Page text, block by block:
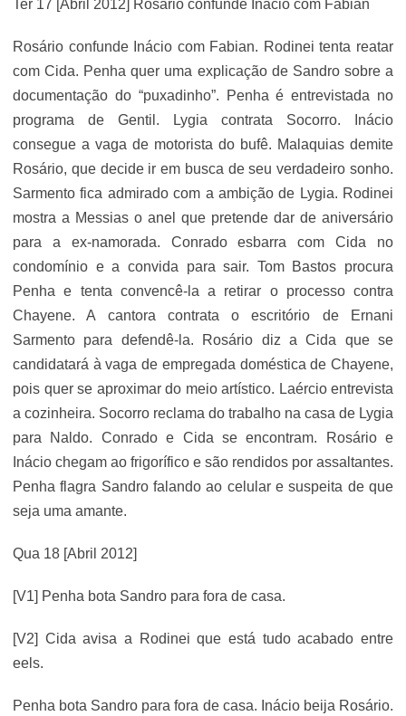
Ter 17 [Abril 2012] Rosário confunde Inácio com Fabian
Rosário confunde Inácio com Fabian. Rodinei tenta reatar
com Cida. Penha quer uma explicação de Sandro sobre a
documentação do “puxadinho”. Penha é entrevistada no
programa de Gentil. Lygia contrata Socorro. Inácio
consegue a vaga de motorista do bufê. Malaquias demite
Rosário, que decide ir em busca de seu verdadeiro sonho.
Sarmento fica admirado com a ambição de Lygia. Rodinei
mostra a Messias o anel que pretende dar de aniversário
para a ex-namorada. Conrado esbarra com Cida no
condomínio e a convida para sair. Tom Bastos procura
Penha e tenta convencê-la a retirar o processo contra
Chayene. A cantora contrata o escritório de Ernani
Sarmento para defendê-la. Rosário diz a Cida que se
candidatará à vaga de empregada doméstica de Chayene,
pois quer se aproximar do meio artístico. Laércio entrevista
a cozinheira. Socorro reclama do trabalho na casa de Lygia
para Naldo. Conrado e Cida se encontram. Rosário e
Inácio chegam ao frigorífico e são rendidos por assaltantes.
Penha flagra Sandro falando ao celular e suspeita de que
seja uma amante.
Qua 18 [Abril 2012]
[V1] Penha bota Sandro para fora de casa.
[V2] Cida avisa a Rodinei que está tudo acabado entre
eels.
Penha bota Sandro para fora de casa. Inácio beija Rosário.